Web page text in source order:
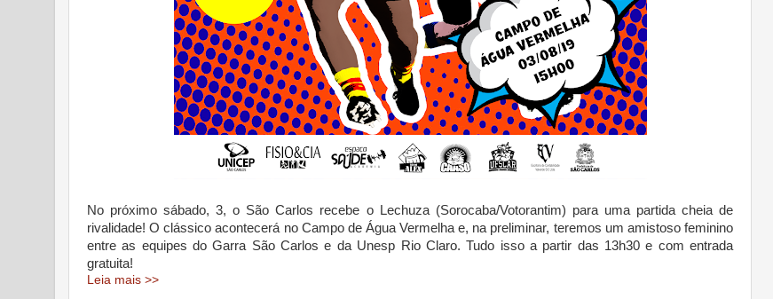
No próximo sábado, 3, o São Carlos recebe o Lechuza (Sorocaba/Votorantim) para uma partida cheia de
rivalidade! O clássico acontecerá no Campo de Água Vermelha e, na preliminar, teremos um amistoso feminino
entre as equipes do Garra São Carlos e da Unesp Rio Claro. Tudo isso a partir das 13h30 e com entrada
gratuita!
Leia mais >>